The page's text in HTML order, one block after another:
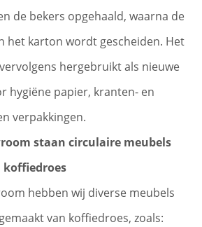
de bekers opgehaald, waarna de
het karton wordt gescheiden. Het
hergebruikt als nieuwe
hygiëne papier, kranten- en
verpakkingen.
staan circulaire meubels
koffiedroes
hebben wij diverse meubels
van koffiedroes, zoals: